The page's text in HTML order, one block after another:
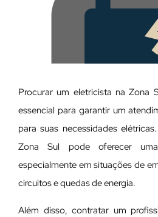
Procurar um eletricista na Zona
essencial para garantir um
para suas necessidades
Zona Sul pode oferecer
especialmente em situações de
circuitos e quedas de energia.
Além disso, contratar um